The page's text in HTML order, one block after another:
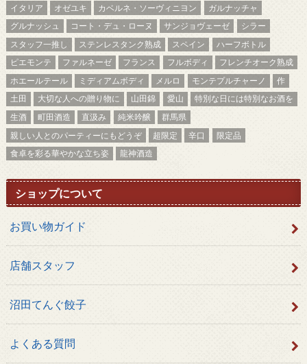
イタリア
オゼユキ カベルネ・ソーヴィニヨン
ガルナッチャ
グルナッシュ
コート・デュ・ローヌ サンジョヴェーゼ
シラー
スタッフ一推し
ステンレスタンク熟成 スペイン
ハーフボトル
ピエモンテ
ファルネーゼ フランス フルボディ
フレンチオーク熟成
ホエールテール
ミディアムボディ メルロ モンテプルチャーノ
作
土田
大切な人への贈り物に 山田錦 愛山
特別な日には特別なお酒を
生酒
町田酒造 直汲み 純米吟醸
群馬県
親しい人とのパーティーにもどうぞ
超限定 辛口
限定品
食卓を彩る華やかな立ち姿
龍神酒造
ショップについて
お買い物ガイド
店舗スタッフ
沼田てんぐ餃子
よくある質問